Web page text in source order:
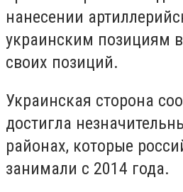
нанесении
украинским позициям
своих позиций.
Украинская сторона
достигла
районах, которые
занимали с 2014 года.